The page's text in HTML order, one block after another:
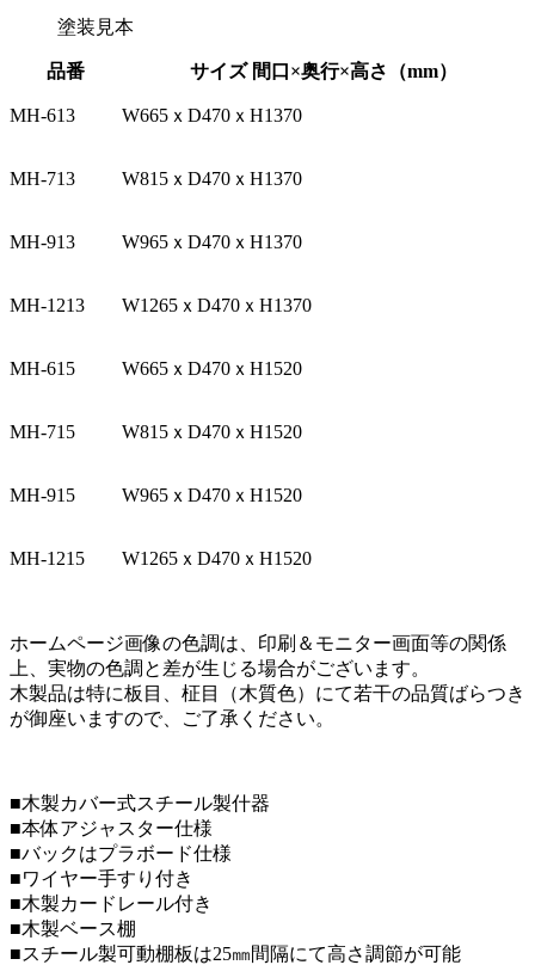
塗装見本
品番 サイズ 間口×奥行×高さ（mm）
MH-613 W665ｘD470ｘH1370
MH-713 W815ｘD470ｘH1370
MH-913 W965ｘD470ｘH1370
MH-1213 W1265ｘD470ｘH1370
MH-615 W665ｘD470ｘH1520
MH-715 W815ｘD470ｘH1520
MH-915 W965ｘD470ｘH1520
MH-1215 W1265ｘD470ｘH1520
ホームページ画像の色調は、印刷＆モニター画面等の関係
上、実物の色調と差が生じる場合がございます。
木製品は特に板目、柾目（木質色）にて若干の品質ばらつき
が御座いますので、ご了承ください。
■木製カバー式スチール製什器
■本体アジャスター仕様
■バックはプラボード仕様
■ワイヤー手すり付き
■木製カードレール付き
■木製ベース棚
■スチール製可動棚板は25㎜間隔にて高さ調節が可能